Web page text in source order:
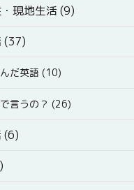
現地生活 (9)
(37)
だ英語 (10)
言うの？ (26)
(6)